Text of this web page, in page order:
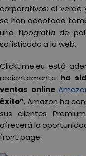
corporativos: el verde
se han adaptado
una tipografía de
sofisticado a la web.
Clicktime.eu está
recientemente ha
ventas online
éxito”. Amazon ha
sus clientes
ofrecerá la
front page.